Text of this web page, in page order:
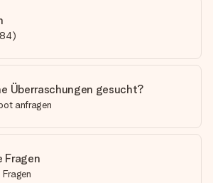
)
Überraschungen gesucht?
anfragen
Fragen